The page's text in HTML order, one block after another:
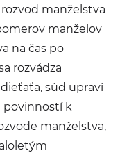
manželstva
manželov
na čas po
rozvádza
súd upraví
povinností k
manželstva,